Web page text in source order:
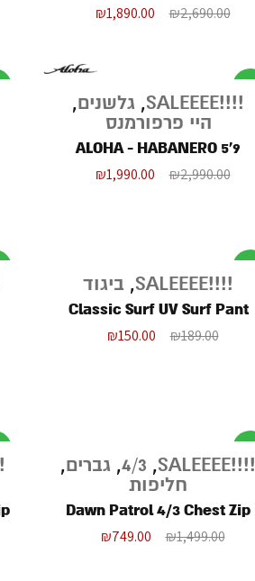
₪2,690.00
₪1,890.00
!!!!SALEEEE
, גלשנים,
היי פרפורמנס
ALOHA - HABANERO 5'9
₪2,990.00
₪1,990.00
!!!!SALEEEE
, ביגוד
Classic Surf UV Surf Pant
₪189.00
₪150.00
!!!!SALEEEE
,
4/3
, גברים,
חליפות
Dawn Patrol 4/3 Chest Zip
₪1,499.00
₪749.00